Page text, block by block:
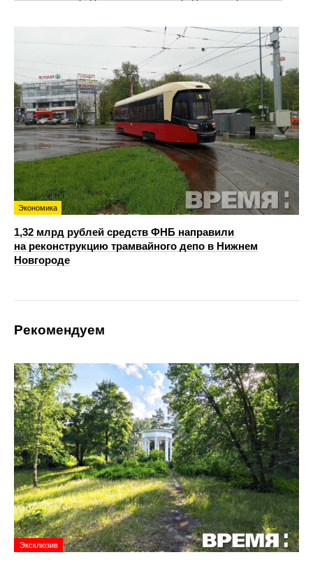
Экономика
1,32 млрд рублей средств ФНБ направили
на реконструкцию трамвайного депо в Нижнем
Новгороде
Рекомендуем
Эксклюзив